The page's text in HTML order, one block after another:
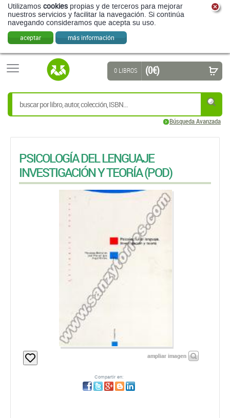
Utilizamos cookies propias y de terceros para mejorar
nuestros servicios y facilitar la navegación. Si continúa
navegando consideramos que acepta su uso.
aceptar más información
Búsqueda Avanzada
0 LIBROS (0 €)
PSICOLOGÍA DEL LENGUAJE
INVESTIGACIÓN Y TEORÍA (POD)
ampliar imagen
Compartir en: